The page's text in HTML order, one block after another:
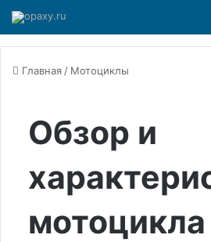
Главная / Мотоциклы
Обзор и